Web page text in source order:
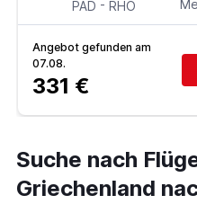
PAD - RHO
Angebot gefunden am
07.08.
331 €
Suche nach
Griechenland